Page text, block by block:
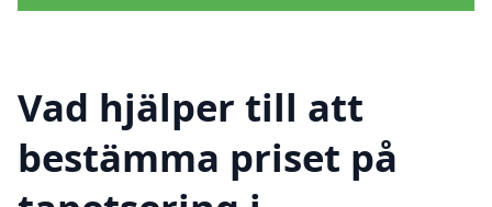
Vad hjälper till att
bestämma priset på